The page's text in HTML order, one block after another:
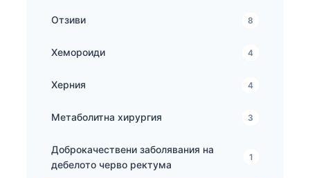
Отзиви 8
Хемороиди 4
Херния 4
Метаболитна хирургия 3
Доброкачествени заболявания на
дебелото черво ректума
1